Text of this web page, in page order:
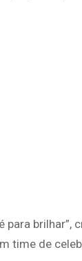
para
time de